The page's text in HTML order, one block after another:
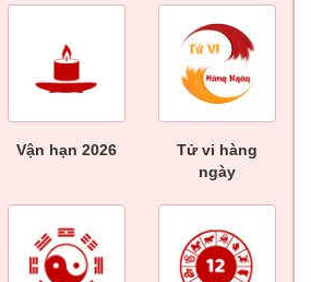
Vận hạn 2026
Tử vi hàng
ngày